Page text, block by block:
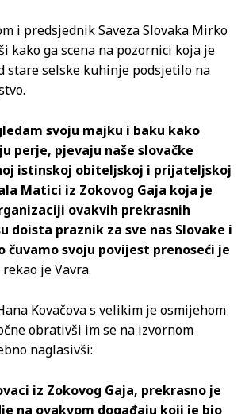
i predsjednik Saveza Slovaka Mirko
kako ga scena na pozornici koja je
stare selske kuhinje podsjetilo na
svoju majku i baku kako
perje, pjevaju naše slovačke
istinskoj obiteljskoj i prijateljskoj
Matici iz Zokovog Gaja koja je
ovakvih prekrasnih
doista praznik za sve nas Slovake i
čuvamo svoju povijest prenoseći je
rekao je Vavra.
Kovačova s velikim je osmijehom
obrativši im se na izvornom
naglasivši:
iz Zokovog Gaja, prekrasno je
na ovakvom događaju koji je bio